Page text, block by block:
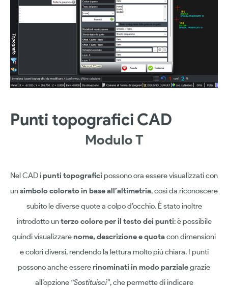
Punti topografici CAD
Modulo T
Nel CAD ipunti topograficipossono ora essere visualizzati con
unsimbolo colorato in base all’altimetria, così da riconoscere
subito le diverse quote a colpo d’occhio. È stato inoltre
introdotto unterzo colore per il testo dei punti: è possibile
quindi visualizzarenome, descrizione e quotacon dimensioni
e colori diversi, rendendo la lettura molto più chiara. I punti
possono anche essererinominati in modo parzialegrazie
all’opzione “Sostituisci”, che permette di indicare